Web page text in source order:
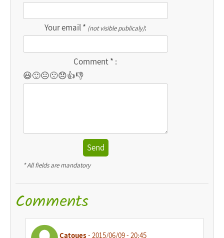
Your email * (not visible publicaly):
Comment * :
😃🙂😐🙁😞👍👎
Send
* All fields are mandatory
Comments
Catoues- 2015/06/09 - 20:45